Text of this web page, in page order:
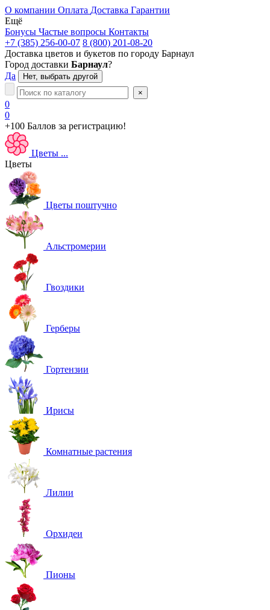
О компании Оплата Доставка Гарантии
Ещё
Бонусы Частые вопросы Контакты
+7 (385) 256-00-07 8 (800) 201-08-20
Доставка цветов и букетов по городу Барнаул
Город доставки Барнаул?
Да
Нет, выбрать другой
×
0
0
+100 Баллов за регистрацию!
Цветы ...
Цветы
Цветы поштучно
Альстромерии
Гвоздики
Герберы
Гортензии
Ирисы
Комнатные растения
Лилии
Орхидеи
Пионы